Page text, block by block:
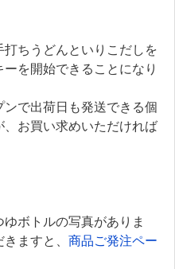
ちうどんといりこだしを
を開始できることになり
で出荷日も発送できる個
お買い求めいただければ
ボトルの写真がありま
ますと、 商品ご発注ペー